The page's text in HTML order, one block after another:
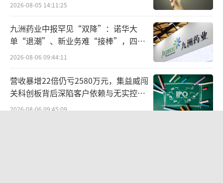
工厂还设有餐饮研发中心，面积近一千平米。
研发中心重点关注甜味料、乳品以及植物基原
料的选料、搭配和呈现，也会关注茶叶、咖啡
豆等基本元素在饮品中的使用，特别是与糖、
与新工厂投产同样值得注意的是，嘉吉将
原来的食品配料业务更名为“食品解决方
2026-08-05 14:11:25
九洲药业中报罕见“双降”：诺华大
单“退潮”、新业务难“接棒”，四大
难关待闯
2026-08-06 09:44:11
营收暴增22倍仍亏2580万元，集益威闯
关科创板背后深陷客户依赖与无实控人
困局
2026-08-06 09:45:09